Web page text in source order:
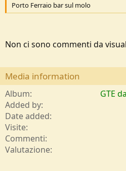
Porto Ferraio bar sul molo
Non ci sono commenti da
Media information
Album
GTE
Added by
Date added
Visite
Commenti
Valutazione